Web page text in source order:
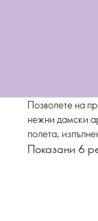
Позволете на
нежни дамски
полета,
Показани 6